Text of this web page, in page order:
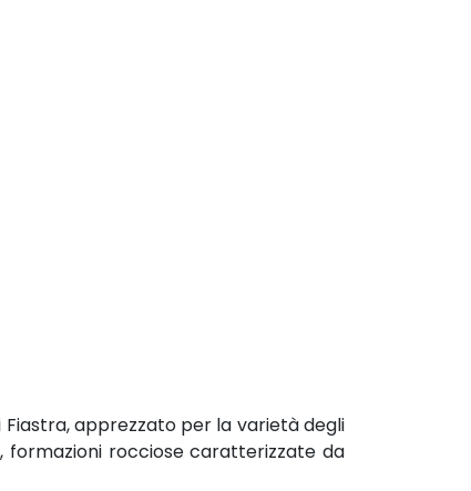
Fiastra, apprezzato per la varietà degli
formazioni rocciose caratterizzate da